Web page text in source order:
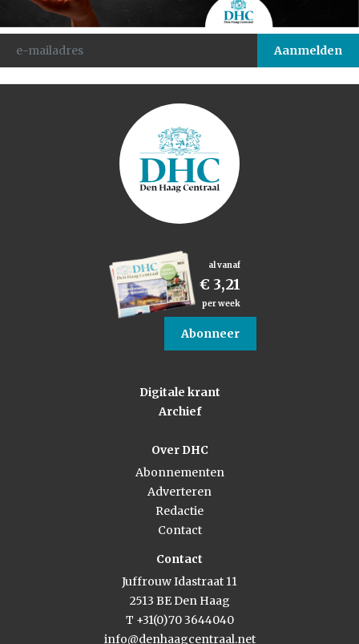
al vanaf
€ 3,21
per week
Abonneer
Digitale krant
Archief
Over DHC
Abonnementen
Adverteren
Redactie
Contact
Contact
Juffrouw Idastraat 11
2513 BE Den Haag
T +31(0)70 3644040
info@denhaagcentraal.net